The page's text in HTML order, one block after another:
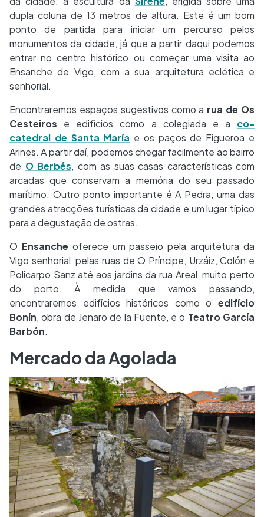
dupla coluna de 13 metros de altura. Este é um bom
ponto de partida para iniciar um percurso pelos
monumentos da cidade, já que a partir daqui podemos
entrar no centro histórico ou começar uma visita ao
Ensanche de Vigo, com a sua arquitetura eclética e
senhorial.
Encontraremos espaços sugestivos como a rua de Os
Cesteiros e edifícios como a colegiada e a co-
catedral de Santa María e os paços de Figueroa e
Arines. A partir daí, podemos chegar facilmente ao bairro
de O Berbés, com as suas casas características com
arcadas que conservam a memória do seu passado
marítimo. Outro ponto importante é A Pedra, uma das
grandes atracções turísticas da cidade e um lugar típico
para a degustação de ostras.
O Ensanche oferece um passeio pela arquitetura da
Vigo senhorial, pelas ruas de O Príncipe, Urzáiz, Colón e
Policarpo Sanz até aos jardins da rua Areal, muito perto
do porto. À medida que vamos passando,
encontraremos edifícios históricos como o edifício
Bonín, obra de Jenaro de la Fuente, e o Teatro García
Barbón.
Mercado da Agolada